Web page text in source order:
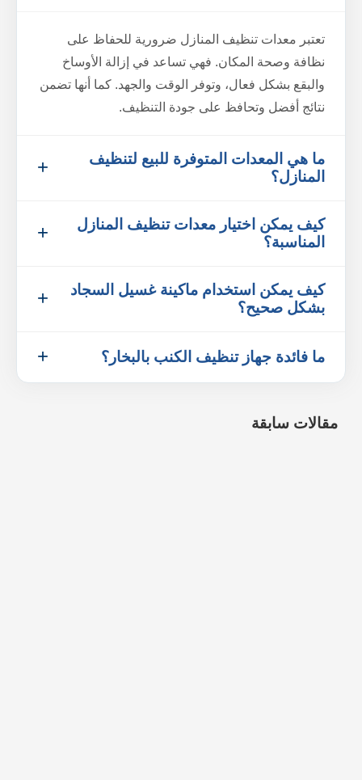
تعتبر معدات تنظيف المنازل ضرورية للحفاظ على
نظافة وصحة المكان. فهي تساعد في إزالة الأوساخ
والبقع بشكل فعال، وتوفر الوقت والجهد. كما أنها تضمن
نتائج أفضل وتحافظ على جودة التنظيف.
ما هي المعدات المتوفرة للبيع لتنظيف
المنازل؟
كيف يمكن اختيار معدات تنظيف المنازل
المناسبة؟
كيف يمكن استخدام ماكينة غسيل السجاد
بشكل صحيح؟
ما فائدة جهاز تنظيف الكنب بالبخار؟
مقالات سابقة